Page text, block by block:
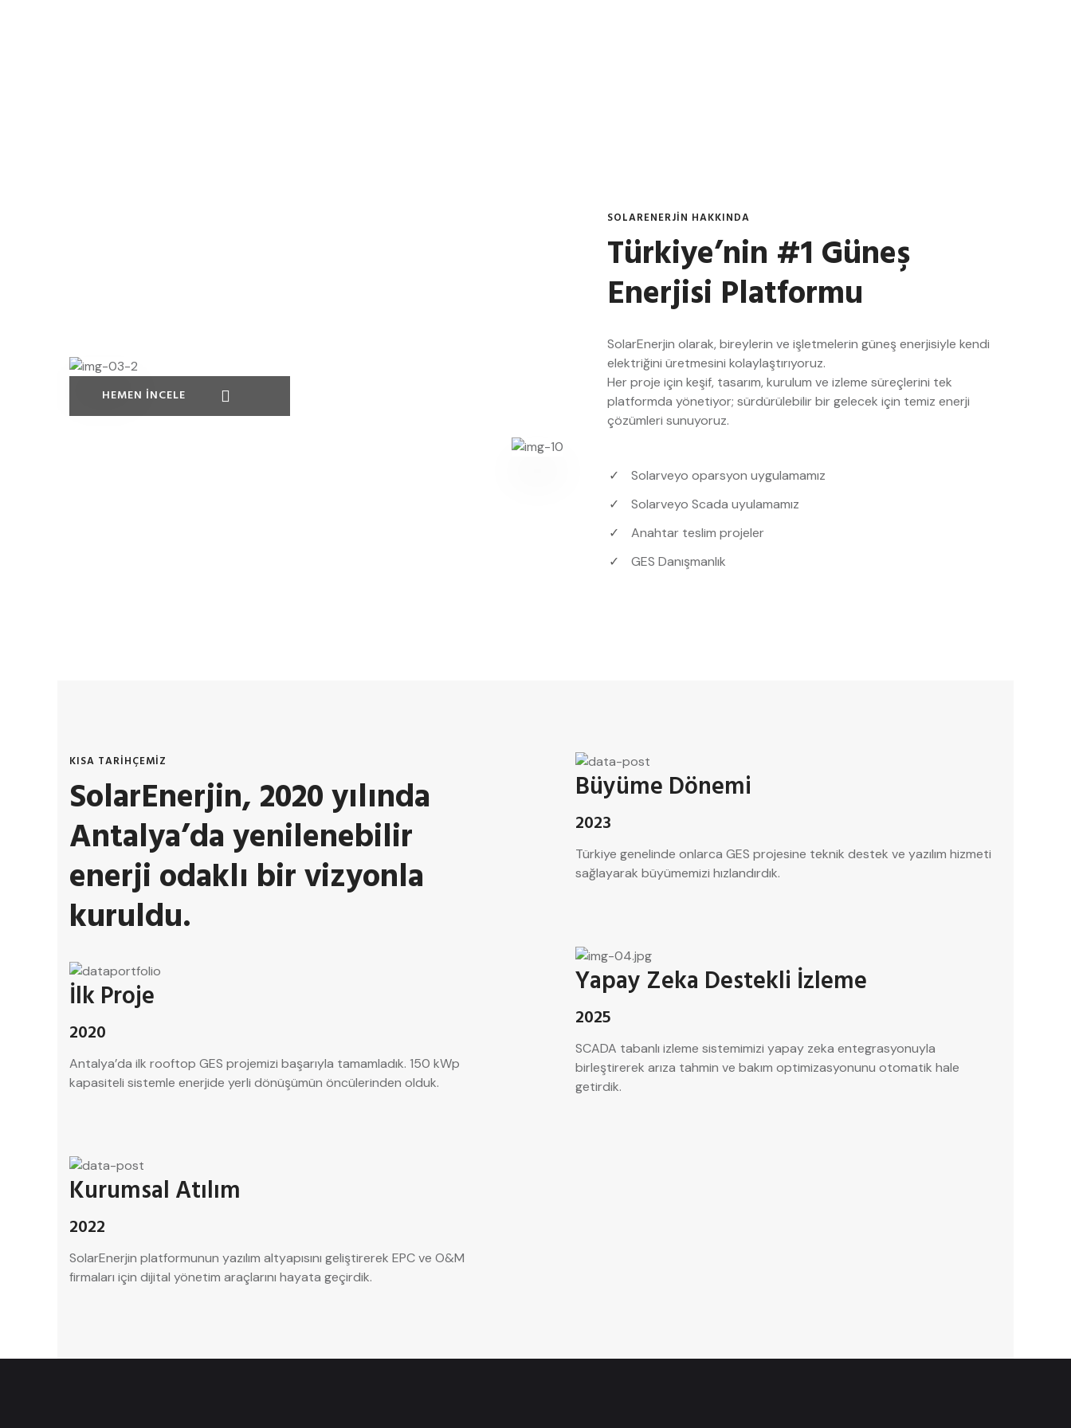
HEMEN İNCELE
SOLARENERJİN HAKKINDA
Türkiye’nin #1 Güneş
Enerjisi Platformu
SolarEnerjin olarak, bireylerin ve işletmelerin güneş enerjisiyle kendi
elektriğini üretmesini kolaylaştırıyoruz.
Her proje için keşif, tasarım, kurulum ve izleme süreçlerini tek
platformda yönetiyor; sürdürülebilir bir gelecek için temiz enerji
çözümleri sunuyoruz.
Solarveyo oparsyon uygulamamız
Solarveyo Scada uyulamamız
Anahtar teslim projeler
GES Danışmanlık
KISA TARİHÇEMİZ
SolarEnerjin, 2020 yılında
Antalya’da yenilenebilir
enerji odaklı bir vizyonla
kuruldu.
İlk Proje
2020
Antalya’da ilk rooftop GES projemizi başarıyla tamamladık. 150 kWp
kapasiteli sistemle enerjide yerli dönüşümün öncülerinden olduk.
Kurumsal Atılım
2022
SolarEnerjin platformunun yazılım altyapısını geliştirerek EPC ve O&M
firmaları için dijital yönetim araçlarını hayata geçirdik.
Büyüme Dönemi
2023
Türkiye genelinde onlarca GES projesine teknik destek ve yazılım hizmeti
sağlayarak büyümemizi hızlandırdık.
Yapay Zeka Destekli İzleme
2025
SCADA tabanlı izleme sistemimizi yapay zeka entegrasyonuyla
birleştirerek arıza tahmin ve bakım optimizasyonunu otomatik hale
getirdik.